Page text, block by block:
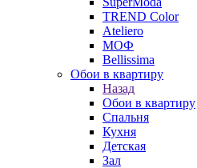
TREND Color
Ateliero
МОФ
Bellissima
Обои в квартиру
Назад
Обои в квартиру
Спальня
Кухня
Детская
Зал